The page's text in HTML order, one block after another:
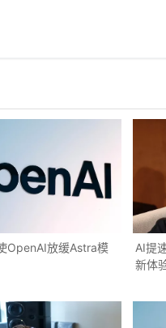
OpenAI放缓Astra模
AI提
新体